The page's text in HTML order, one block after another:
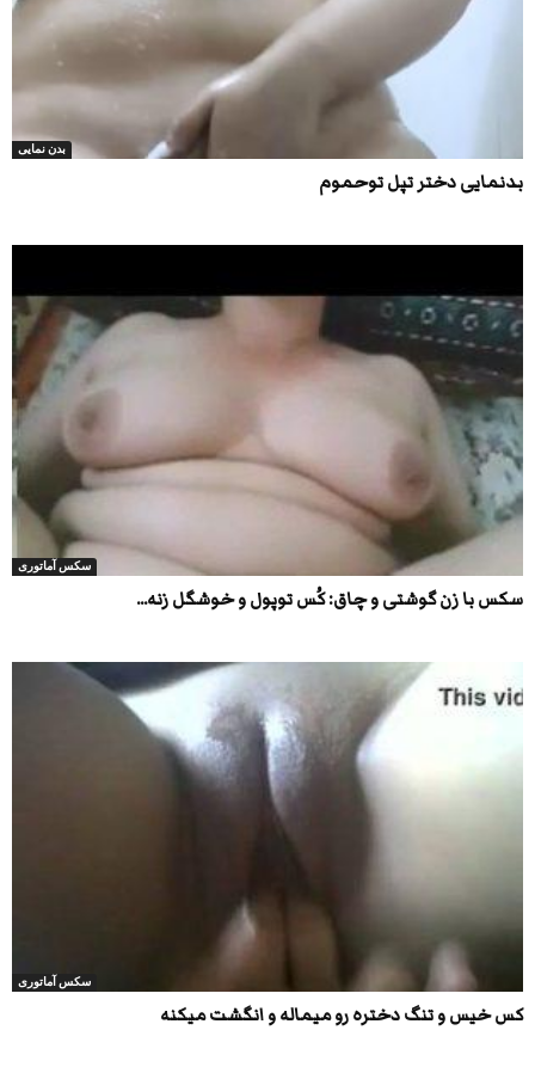
بدن نمایی
بدنمایی دختر تپل توحموم
سکس آماتوری
سکس با زن گوشتی و چاق: کُس توپول و خوشگل زنه...
سکس آماتوری
کس خیس و تنگ دختره رو میماله و انگشت میکنه